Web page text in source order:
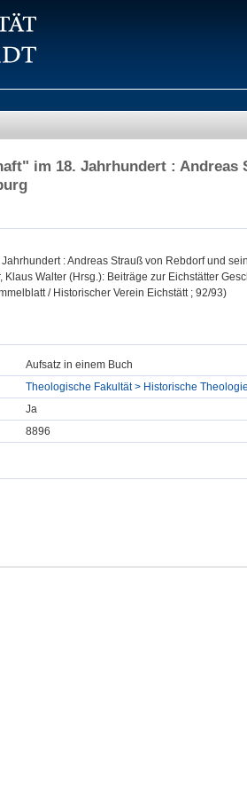
im 18. Jahrhundert : Andreas
: Andreas Strauß von Rebdorf und
Klaus Walter (Hrsg.): Beiträge zur Eichstätter
/ Historischer Verein Eichstätt ; 92/93)
Aufsatz in einem Buch
Theologische Fakultät > Historische
Ja
8896